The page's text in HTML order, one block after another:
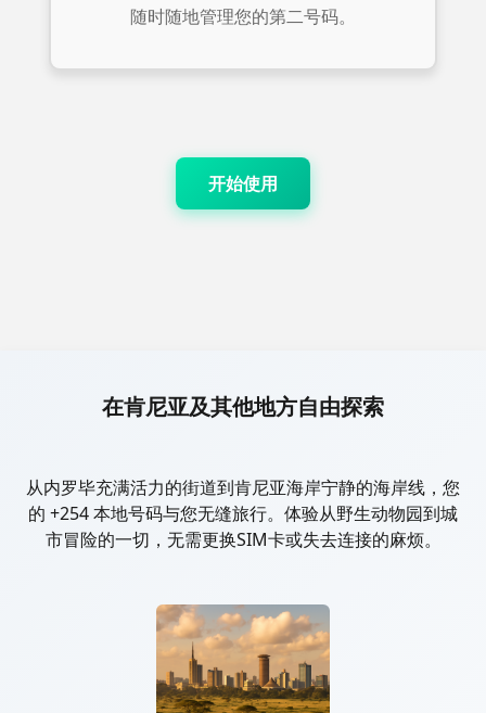
随时随地管理您的第二号码。
开始使用
在肯尼亚及其他地方自由探索
从内罗毕充满活力的街道到肯尼亚海岸宁静的海岸线，您
的 +254 本地号码与您无缝旅行。体验从野生动物园到城
市冒险的一切，无需更换SIM卡或失去连接的麻烦。